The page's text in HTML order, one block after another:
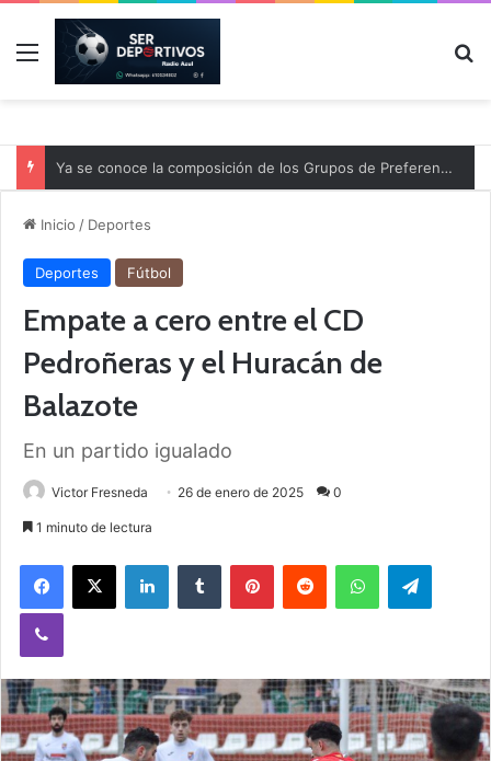
Menú
Ya se conoce la composición de los Grupos de Preferente y el calendario
Inicio / Deportes
Deportes Fútbol
Empate a cero entre el CD
Pedroñeras y el Huracán de
Balazote
En un partido igualado
Victor Fresneda 26 de enero de 2025 0
1 minuto de lectura